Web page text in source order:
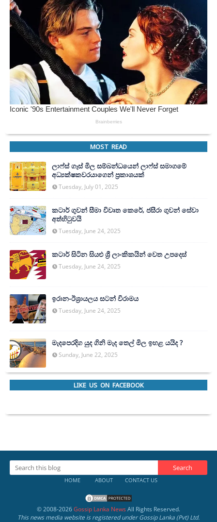
MOST READ
ලාෆ්ස් ගෑස් මිල සම්බන්ධයෙන් ලාෆ්ස් සමාගමේ
අධ්‍යක්ෂකවරයාගෙන් ප්‍රකාශයක්
Tuesday, July 01, 2025
කටාර් ගුවන් සීමා විවෘත කෙරේ, ජසීරා ගුවන් සේවා
අත්හි‍ටුවයි
Tuesday, June 24, 2025
කටාර් සිටින සියළු ශ්‍රී ලාංකිකයින් වෙත උපදෙස්
Tuesday, June 24, 2025
ඉරාන-ඊශ්‍රායලය සටන් විරාමය
Tuesday, June 24, 2025
මැදපෙරදිග යුද ගිනි මැද තෙල් මිල ඉහළ යයිද ?
Sunday, June 22, 2025
LIKE US ON FACEBOOK
HOME ABOUT CONTACT US
© 2008-2026Gossip Lanka NewsAll Rights Reserved.
This news media website is registered under Gossip Lanka (Pvt) Ltd.